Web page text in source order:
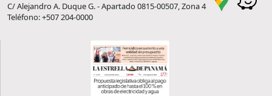
C/ Alejandro A. Duque G. - Apartado 0815-00507, Zona 4
Teléfono: +507 204-0000